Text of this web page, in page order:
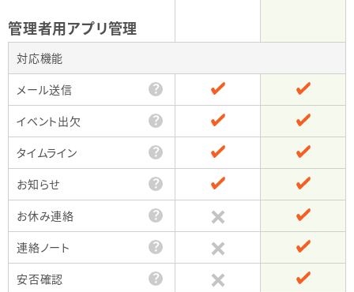
・
管理者用アプリ管理
対応機能
メール送信
？
イベント出欠 ？
タイムライン ？
お知らせ ？
お休み連絡 ？
連絡ノート ？
安否確認 ？